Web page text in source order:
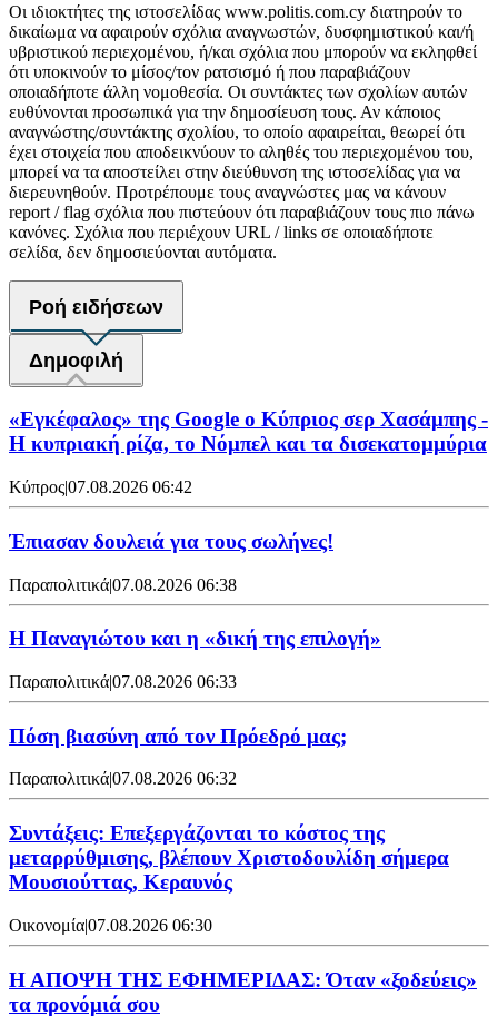
Οι ιδιοκτήτες της ιστοσελίδας www.politis.com.cy διατηρούν το
δικαίωμα να αφαιρούν σχόλια αναγνωστών, δυσφημιστικού και/ή
υβριστικού περιεχομένου, ή/και σχόλια που μπορούν να εκληφθεί
ότι υποκινούν το μίσος/τον ρατσισμό ή που παραβιάζουν
οποιαδήποτε άλλη νομοθεσία. Οι συντάκτες των σχολίων αυτών
ευθύνονται προσωπικά για την δημοσίευση τους. Αν κάποιος
αναγνώστης/συντάκτης σχολίου, το οποίο αφαιρείται, θεωρεί ότι
έχει στοιχεία που αποδεικνύουν το αληθές του περιεχομένου του,
μπορεί να τα αποστείλει στην διεύθυνση της ιστοσελίδας για να
διερευνηθούν. Προτρέπουμε τους αναγνώστες μας να κάνουν
report / flag σχόλια που πιστεύουν ότι παραβιάζουν τους πιο πάνω
κανόνες. Σχόλια που περιέχουν URL / links σε οποιαδήποτε
σελίδα, δεν δημοσιεύονται αυτόματα.
Ροή ειδήσεων
Δημοφιλή
«Εγκέφαλος» της Google ο Κύπριος σερ Χασάμπης -
Η κυπριακή ρίζα, το Νόμπελ και τα δισεκατομμύρια
Κύπρος|07.08.2026 06:42
Έπιασαν δουλειά για τους σωλήνες!
Παραπολιτικά|07.08.2026 06:38
Η Παναγιώτου και η «δική της επιλογή»
Παραπολιτικά|07.08.2026 06:33
Πόση βιασύνη από τον Πρόεδρό μας;
Παραπολιτικά|07.08.2026 06:32
Συντάξεις: Επεξεργάζονται το κόστος της
μεταρρύθμισης, βλέπουν Χριστοδουλίδη σήμερα
Μουσιούττας, Κεραυνός
Οικονομία|07.08.2026 06:30
Η ΑΠΟΨΗ ΤΗΣ ΕΦΗΜΕΡΙΔΑΣ: Όταν «ξοδεύεις»
τα προνόμιά σου